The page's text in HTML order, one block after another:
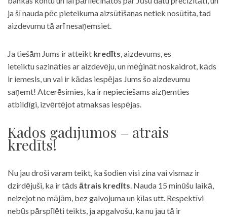
ja šī nauda pēc pieteikuma aizsūtīšanas netiek nosūtīta, tad
aizdevumu tā arī nesaņemsiet.
Ja tiešām Jums ir atteikt kredīts, aizdevums, es
ieteiktu sazināties ar aizdevēju, un mēģināt noskaidrot, kāds
ir iemesls, un vai ir kādas iespējas Jums šo aizdevumu
saņemt! Atcerēsimies, ka ir nepieciešams aizņemties
atbildīgi, izvērtējot atmaksas iespējas.
Kādos gadījumos – ātrais
kredīts!
Nu jau droši varam teikt, ka šodien visi zina vai vismaz ir
dzirdējuši, ka ir tāds ātrais kredīts. Nauda 15 minūšu laikā,
neizejot no mājām, bez galvojuma un ķīlas utt. Respektīvi
nebūs pārspīlēti teikts, ja apgalvošu, ka nu jau tā ir